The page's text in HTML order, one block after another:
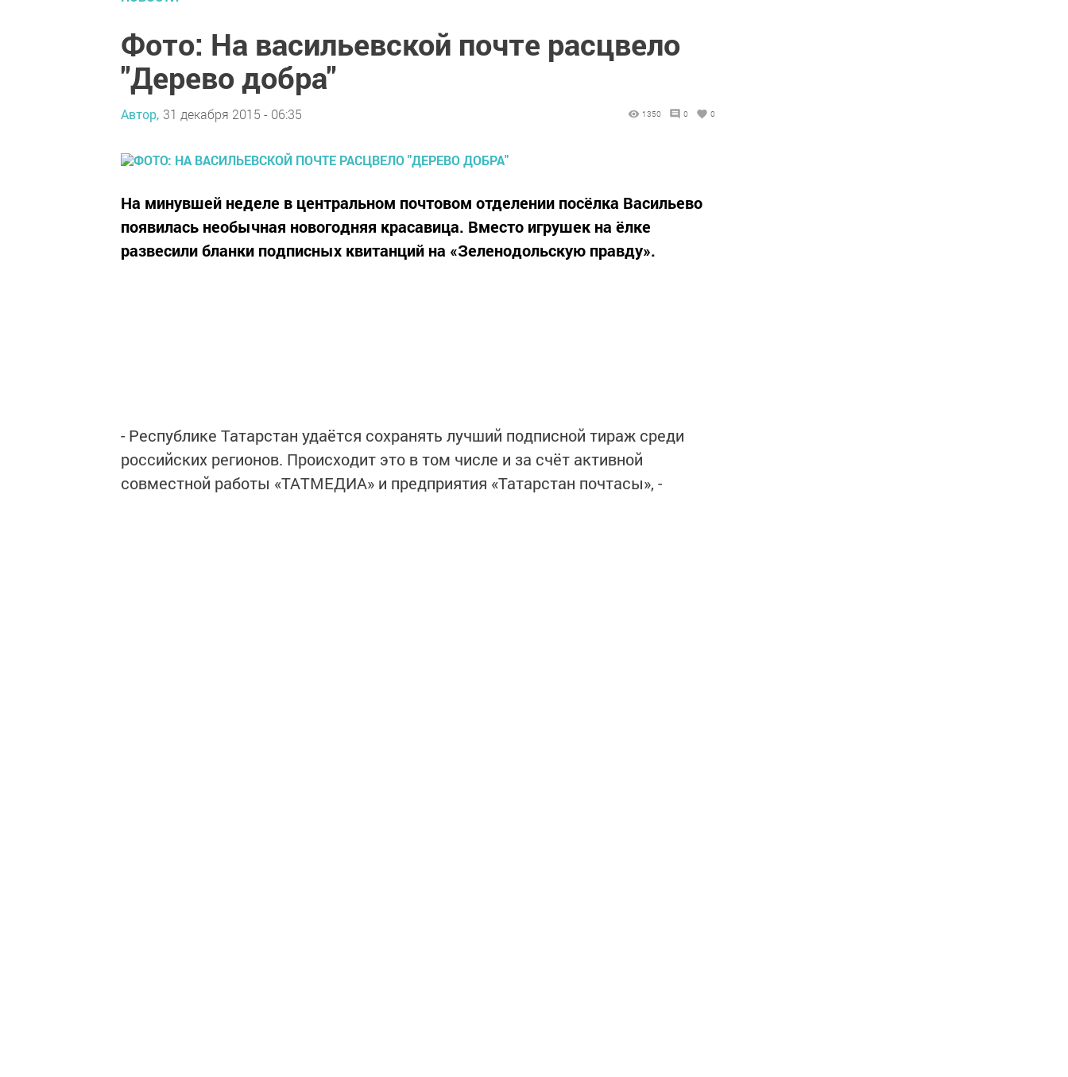
Фото: На васильевской почте расцвело
"Дерево добра"
Автор, 31 декабря 2015 - 06:35 1350 0 0
На минувшей неделе в центральном почтовом отделении посёлка Васильево
появилась необычная новогодняя красавица. Вместо игрушек на ёлке
развесили бланки подписных квитанций на «Зеленодольскую правду».
- Республике Татарстан удаётся сохранять лучший подписной тираж среди
российских регионов. Происходит это в том числе и за счёт активной
совместной работы «ТАТМЕДИА» и предприятия «Татарстан почтасы», -